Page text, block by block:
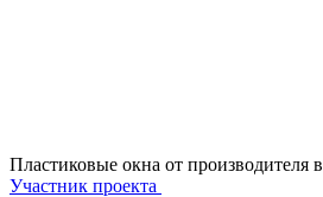
Пластиковые окна от производителя в
Участник проекта